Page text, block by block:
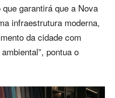
garantirá que a Nova
infraestrutura moderna,
da cidade com
pontua o